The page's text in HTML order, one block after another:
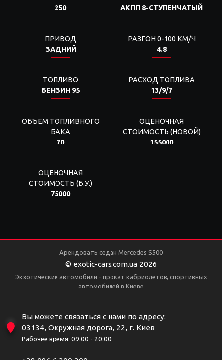
250
АКПП 8-СТУПЕНЧАТЫЙ
ПРИВОД
ЗАДНИЙ
РАЗГОН 0-100 КМ/Ч
4.8
ТОПЛИВО
БЕНЗИН 95
РАСХОД ТОПЛИВА
13/9/7
ОБЪЕМ ТОПЛИВНОГО
БАКА
70
ОЦЕНОЧНАЯ
СТОИМОСТЬ (НОВОЙ)
155000
ОЦЕНОЧНАЯ
СТОИМОСТЬ (Б.У.)
75000
Арендовать седан Mercedes S500
© exotic-cars.com.ua 2026
Экзотические автомобили - прокат кабриолетов, спортивных
автомобилей в Киеве
Вы можете связаться с нами по адресу:
03134, Окружная дорога, 22, г. Киев
Рабочее время: 09.00 - 20:00